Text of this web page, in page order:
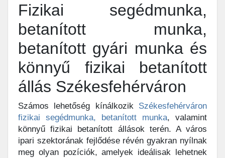
Fizikai segédmunka,
betanított munka,
betanított gyári munka és
könnyű fizikai betanított
állás Székesfehérváron
Számos lehetőség kínálkozik Székesfehérváron
fizikai segédmunka, betanított munka, valamint
könnyű fizikai betanított állások terén. A város
ipari szektorának fejlődése révén gyakran nyílnak
meg olyan pozíciók, amelyek ideálisak lehetnek